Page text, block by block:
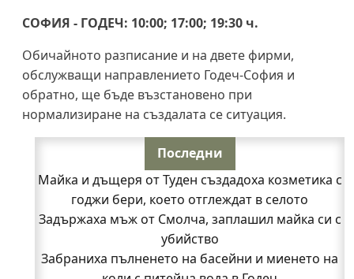
СОФИЯ - ГОДЕЧ: 10:00; 17:00; 19:30 ч.
Обичайното разписание и на двете фирми,
обслужващи направлението Годеч-София и
обратно, ще бъде възстановено при
нормализиране на създалата се ситуация.
Последни
Майка и дъщеря от Туден създадоха козметика с
годжи бери, което отглеждат в селото
Задържаха мъж от Смолча, заплашил майка си с
убийство
Забраниха пълненето на басейни и миенето на